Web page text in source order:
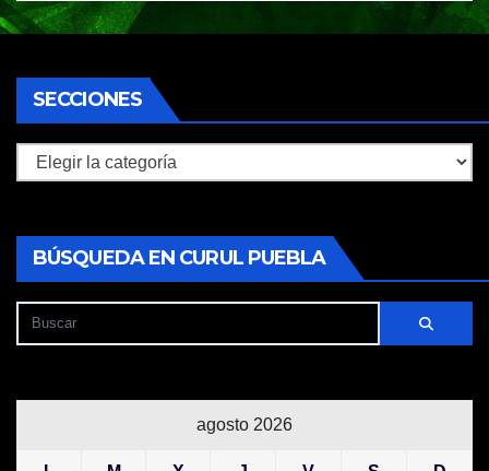
SECCIONES
Secciones
BÚSQUEDA EN CURUL PUEBLA
agosto 2026